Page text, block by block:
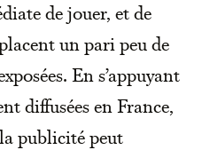
de jouer, et de
un pari peu de
En s’appuyant
diffusées en France,
publicité peut